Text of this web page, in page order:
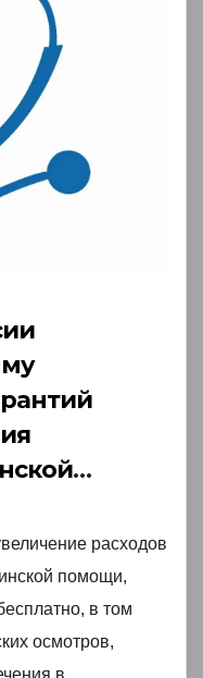
на
и 2026расходов
помощи,
в том
осмотров,